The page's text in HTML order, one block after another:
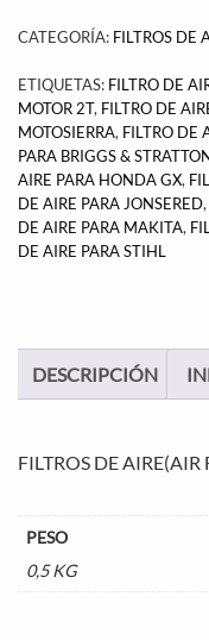
CATEGORÍA: FILTROS DE
ETIQUETAS: FILTRO DE
MOTOR 2T, FILTRO DE
MOTOSIERRA, FILTRO DE
PARA BRIGGS &
AIRE PARA HONDA GX,
DE AIRE PARA JONSERED,
DE AIRE PARA MAKITA,
DE AIRE PARA STIHL
DESCRIPCIÓN
FILTROS DE AIRE(AIR
PESO
0,5 KG